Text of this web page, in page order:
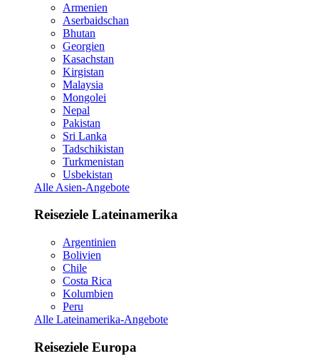
Armenien
Aserbaidschan
Bhutan
Georgien
Kasachstan
Kirgistan
Malaysia
Mongolei
Nepal
Pakistan
Sri Lanka
Tadschikistan
Turkmenistan
Usbekistan
Alle Asien-Angebote
Reiseziele Lateinamerika
Argentinien
Bolivien
Chile
Costa Rica
Kolumbien
Peru
Alle Lateinamerika-Angebote
Reiseziele Europa